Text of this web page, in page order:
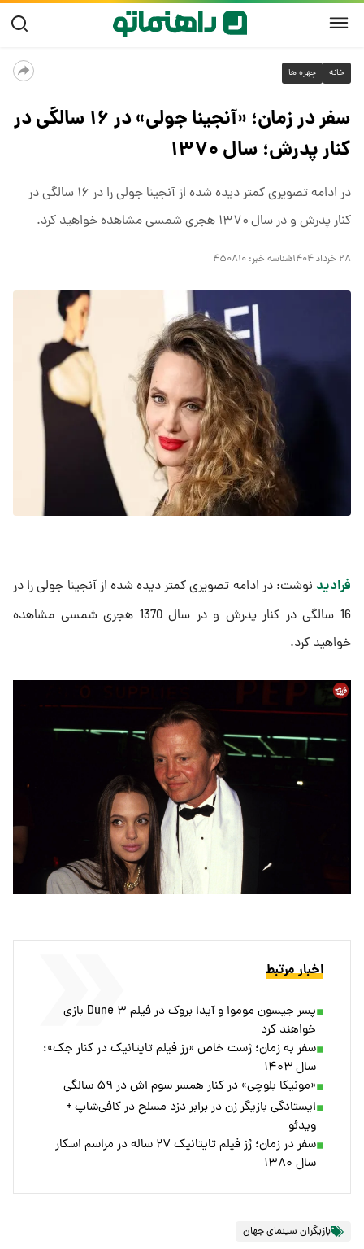
خانه چهره ها
سفر در زمان؛ «آنجینا جولی» در ۱۶ سالگی در
کنار پدرش؛ سال ۱۳۷۰
در ادامه تصویری کمتر دیده شده از آنجینا جولی را در ۱۶ سالگی در
کنار پدرش و در سال ۱۳۷۰ هجری شمسی مشاهده خواهید کرد.
۲۸ خرداد ۱۴۰۴ شناسه خبر: ۴۵۰۸۱۰
فرادید نوشت: در ادامه تصویری کمتر دیده شده از آنجینا جولی را در
16 سالگی در کنار پدرش و در سال 1370 هجری شمسی مشاهده
خواهید کرد.
اخبار مرتبط
پسر جیسون موموا و آیدا بروک در فیلم Dune ۳ بازی
خواهند کرد
سفر به زمان؛ ژست خاص «رز فیلم تایتانیک در کنار جک»؛
سال ۱۴۰۳
«مونیکا بلوچی» در کنار همسر سوم اش در ۵۹ سالگی
ایستادگی بازیگر زن در برابر دزد مسلح در کافی‌شاپ +
ویدئو
سفر در زمان؛ رُز فیلم تایتانیک ۲۷ ساله در مراسم اسکار
سال ۱۳۸۰
بازیگران سینمای جهان